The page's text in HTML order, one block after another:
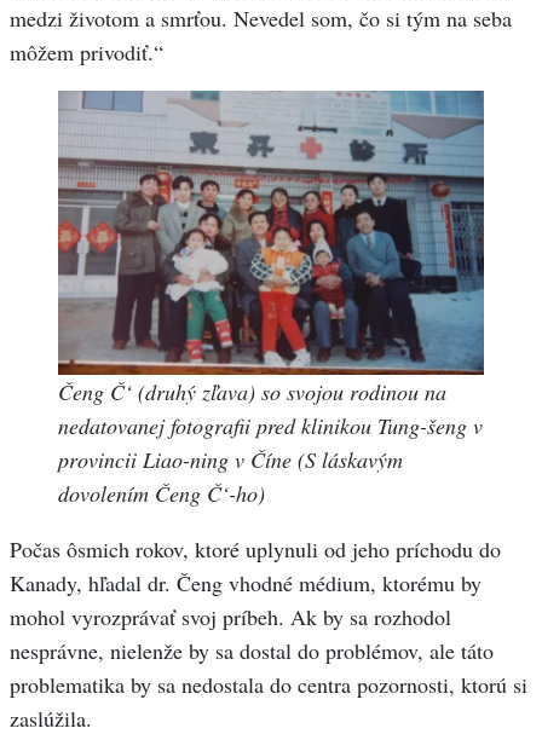
medzi životom a smrťou. Nevedel som, čo si tým na seba
môžem privodiť.“
Čeng Č‘ (druhý zľava) so svojou rodinou na
nedatovanej fotografii pred klinikou Tung-šeng v
provincii Liao-ning v Číne (S láskavým
dovolením Čeng Č‘-ho)
Počas ôsmich rokov, ktoré uplynuli od jeho príchodu do
Kanady, hľadal dr. Čeng vhodné médium, ktorému by
mohol vyrozprávať svoj príbeh. Ak by sa rozhodol
nesprávne, nielenže by sa dostal do problémov, ale táto
problematika by sa nedostala do centra pozornosti, ktorú si
zaslúžila.